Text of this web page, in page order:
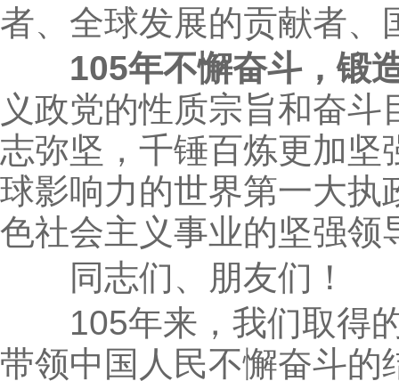
者、全球发展的贡献者、
105年不懈奋斗，锻
义政党的性质宗旨和奋
志弥坚，千锤百炼更加坚
球影响力的世界第一大执
色社会主义事业的坚强领
同志们、朋友们！
105年来，我们取得的
带领中国人民不懈奋斗的